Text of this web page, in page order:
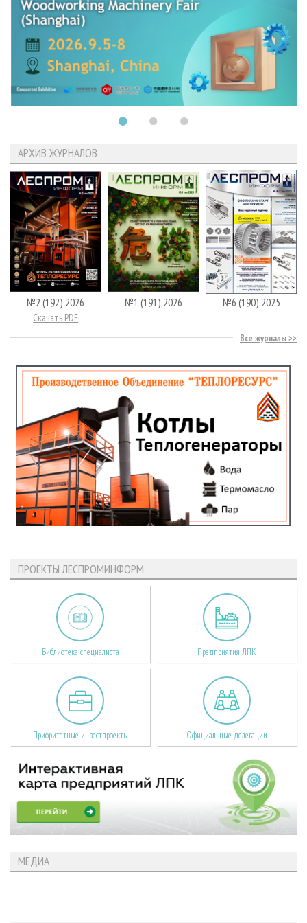
АРХИВ ЖУРНАЛОВ
№2 (192) 2026
Скачать PDF
№1 (191) 2026 №6 (190) 2025
Все журналы
ПРОЕКТЫ ЛЕСПРОМИНФОРМ
Библиотека специалиста Предприятия ЛПК
Приоритетные инвестпроекты Официальные делегации
МЕДИА